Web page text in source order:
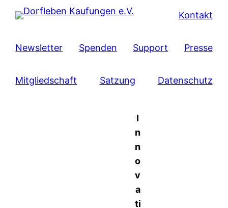
Kontakt
Newsletter Spenden Support Presse
Mitgliedschaft Satzung Datenschutz
I
n
n
o
v
a
ti